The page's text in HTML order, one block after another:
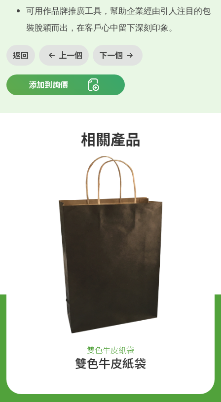
可用作品牌推廣工具，幫助企業經由引人注目的包
裝脫穎而出，在客戶心中留下深刻印象。
返回 上一個 下一個
添加到詢價
相關產品
雙色牛皮紙袋